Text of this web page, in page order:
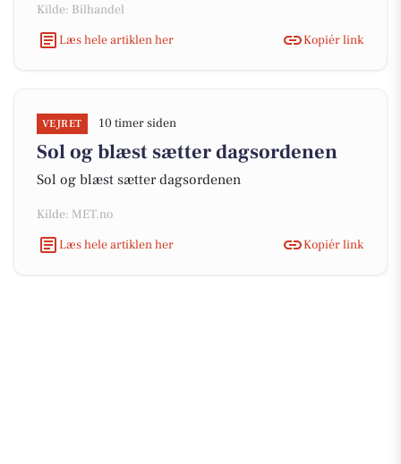
Kilde: Bilhandel
Læs hele artiklen her
Kopiér link
VEJRET 10 timer siden
Sol og blæst sætter dagsordenen
Sol og blæst sætter dagsordenen
Kilde: MET.no
Læs hele artiklen her
Kopiér link